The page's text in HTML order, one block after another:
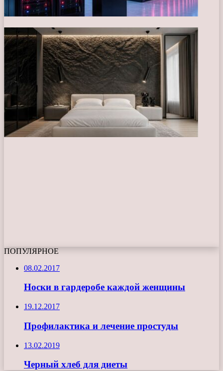
ПОПУЛЯРНОЕ
08.02.2017
Носки в гардеробе каждой женщины
19.12.2017
Профилактика и лечение простуды
13.02.2019
Черный хлеб для диеты